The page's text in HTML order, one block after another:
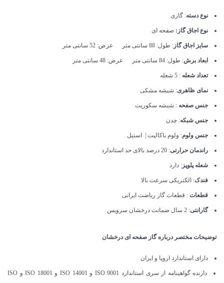
نوع دسته: گازی
نوع اجاق گاز: صفحه ای
سایز اجاق گاز : طول: 88 سانتی متر عرض: 52 سانتی متر
ابعاد برش: طول: 84 سانتی متر عرض: 48 سانتی متر
تعداد شعله : 5 شعله
نمای ظاهری: شیشه مشکی
جنس صفحه : شیشه سکوریت
جنس شبکه: چدن
جنس ولوم: ولوم باکالیت | استیل
راندمان حرارتی: 20 درصد بالای حد استاندارد
شعله پلوپز : دارد
فندک: الکتریکی سرعت بالا
قطعات : قطعات گاز ریاضت ایرانی
گارانتی: 2 سال ضمانت درخشان سرویس
توضیحات مختصر درباره گاز صفحه ای درخشان
دارای استاندارد اروپا و ایران
دارنده گواهینامه از سری استاندارد ISO 9001 و ISO 14001 و ISO 18001 و ISO